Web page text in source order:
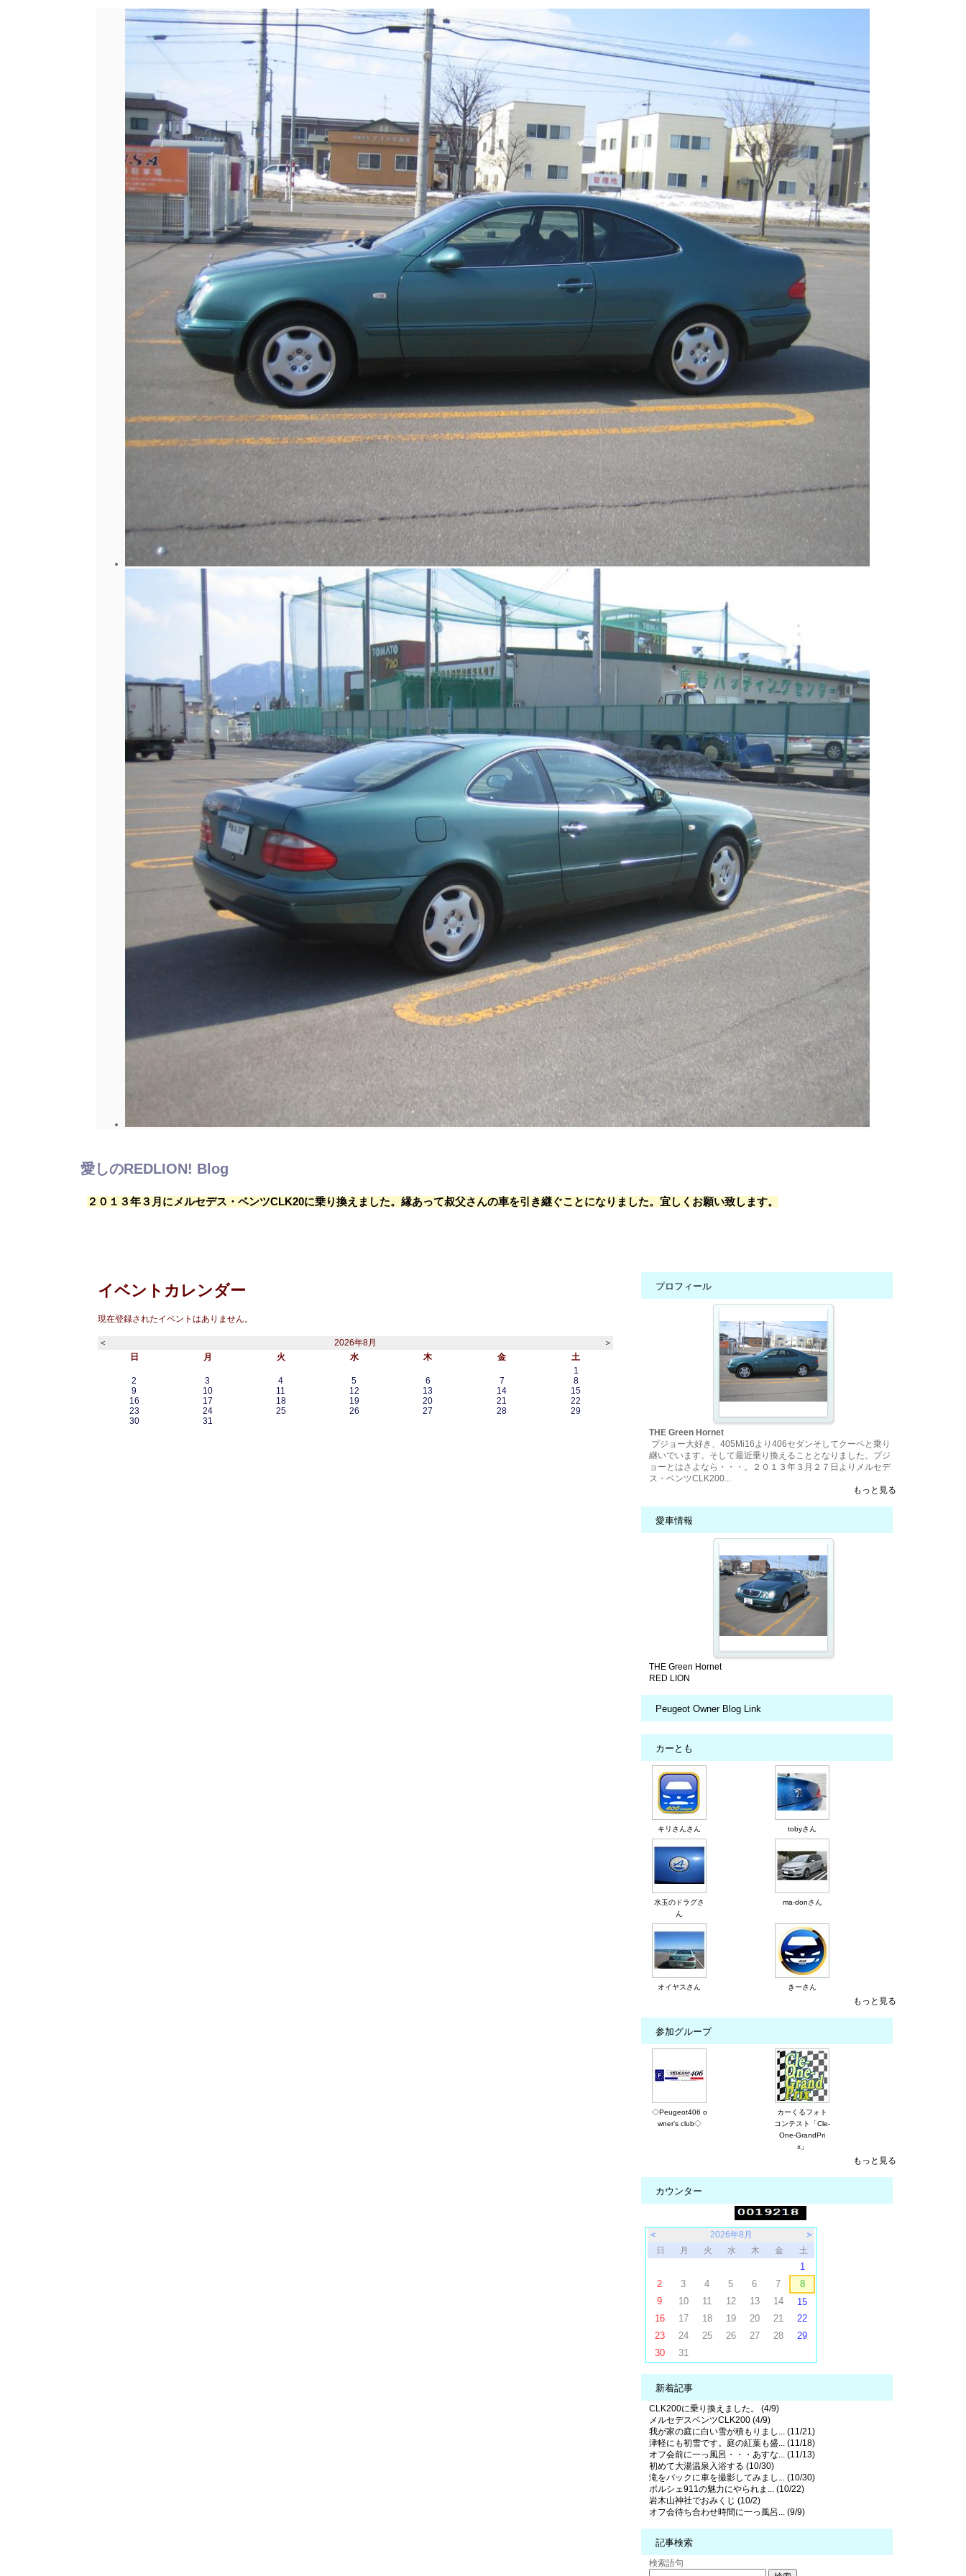
愛しのREDLION! Blog
２０１３年３月にメルセデス・ベンツCLK20に乗り換えました。縁あって叔父さんの車を引き継ぐことになりました。宜しくお願い致します。
イベントカレンダー
現在登録されたイベントはありません。
＜ 2026年8月
＞
日
月 火 水 木 金
土
1
2
3 4 5 6 7
8
9
10 11 12 13 14
15
16
17 18 19 20 21
22
23
24 25 26 27 28
29
30
31
プロフィール
THE Green Hornet
プジョー大好き、405Mi16より406セダンそしてクーペと乗り
継いでいます。そして最近乗り換えることとなりました。プジ
ョーとはさよなら・・・。２０１３年３月２７日よりメルセデ
ス・ベンツCLK200...
もっと見る
愛車情報
THE Green Hornet
RED LION
Peugeot Owner Blog Link
カーとも
キリさんさん tobyさん
水玉のドラグさ
ん
ma-donさん
オイヤスさん きーさん
もっと見る
参加グループ
◇Peugeot406 o
wner's club◇
カーくるフォト
コンテスト「Cle-
One-GrandPri
x」
もっと見る
カウンター
＜ 2026年8月
＞
日
月 火 水 木 金 土
1
2
3 4 5 6 7
8
9
10 11 12 13 14
15
16
17 18 19 20 21
22
23
24 25 26 27 28
29
30
31
新着記事
CLK200に乗り換えました。 (4/9)
メルセデスベンツCLK200 (4/9)
我が家の庭に白い雪が積もりまし... (11/21)
津軽にも初雪です。庭の紅葉も盛... (11/18)
オフ会前に一っ風呂・・・あすな... (11/13)
初めて大湯温泉入浴する (10/30)
滝をバックに車を撮影してみまし... (10/30)
ポルシェ911の魅力にやられま... (10/22)
岩木山神社でおみくじ (10/2)
オフ会待ち合わせ時間に一っ風呂... (9/9)
記事検索
検索語句